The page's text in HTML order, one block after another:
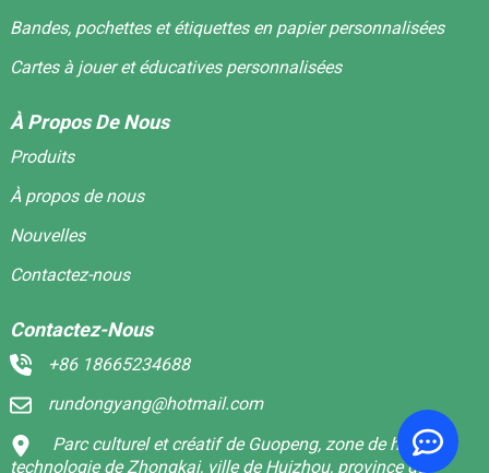
Bandes, pochettes et étiquettes en papier personnalisées
Cartes à jouer et éducatives personnalisées
À Propos De Nous
Produits
À propos de nous
Nouvelles
Contactez-nous
Contactez-Nous
+86 18665234688
rundongyang@hotmail.com
Parc culturel et créatif de Guopeng, zone de haute
technologie de Zhongkai, ville de Huizhou, province du